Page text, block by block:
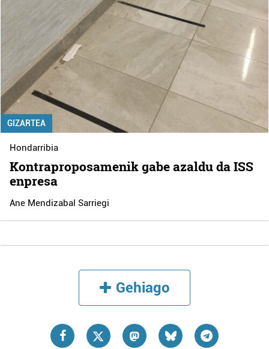
GIZARTEA
Hondarribia
Kontraproposamenik gabe azaldu da ISS
enpresa
Ane Mendizabal Sarriegi
Gehiago